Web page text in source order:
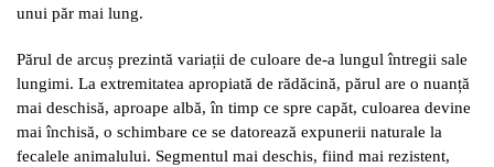
unui păr mai lung.
Părul de arcuș prezintă variații de culoare de-a lungul întregii sale
lungimi. La extremitatea apropiată de rădăcină, părul are o nuanță
mai deschisă, aproape albă, în timp ce spre capăt, culoarea devine
mai închisă, o schimbare ce se datorează expunerii naturale la
fecalele animalului. Segmentul mai deschis, fiind mai rezistent,